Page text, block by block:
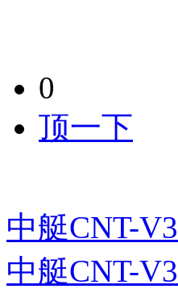
0
顶一下
中艇CNT-
中艇CNT-